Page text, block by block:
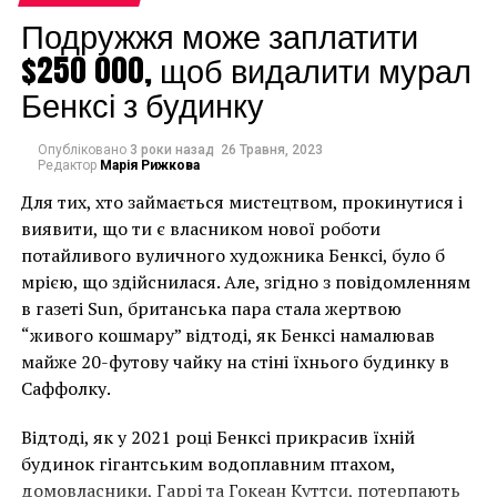
должны быть», –
рассказала Виллфонг
на мероприятии в
Генеральном
консульстве Перу в
Нью-Йорке, где посол
страны Карлос Парейя
выразил надежду, что
пример Виллфонг
вдохновит других
обратить внимание на
произведения, которые
не были
Подружжя може заплатити
$250 000, щоб видалити мурал
Бенксі з будинку
Опубліковано 3 роки назад 26 Травня, 2023
Редактор Марія Рижкова
Для тих, хто займається мистецтвом, прокинутися і
виявити, що ти є власником нової роботи
потайливого вуличного художника Бенксі, було б
мрією, що здійснилася. Але, згідно з повідомленням
в газеті Sun, британська пара стала жертвою
“живого кошмару” відтоді, як Бенксі намалював
майже 20-футову чайку на стіні їхнього будинку в
Саффолку.
Відтоді, як у 2021 році Бенксі прикрасив їхній
будинок гігантським водоплавним птахом,
домовласники, Гаррі та Гокеан Куттси, потерпають